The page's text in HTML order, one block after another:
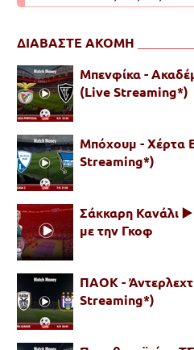
ΔΙΑΒΑΣΤΕ ΑΚΟΜΗ
Μπενφίκα -
(Live Streaming*)
Μπόχουμ - Χέρτα
Streaming*)
Σάκκαρη Κανάλι
με την Γκοφ
ΠΑΟΚ -
Streaming*)